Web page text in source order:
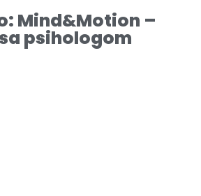
Mind&Motion –
psihologom